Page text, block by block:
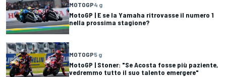
MOTOGP4 g
MotoGP | E se la Yamaha ritrovasse il numero 1
nella prossima stagione?
MOTOGP5 g
MotoGP | Stoner: "Se Acosta fosse più paziente,
vedremmo tutto il suo talento emergere"